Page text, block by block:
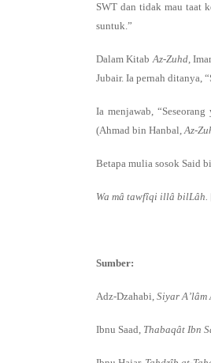
SWT dan tidak mau taat
suntuk.”
Dalam KitabAz-Zuhd,
Jubair. Ia pernah ditanya,
Ia menjawab,
(Ahmad bin Hanbal,Az-
Betapa mulia sosok Said
Wa mâ tawfîqi illâ bilLâh.
Sumber:
Adz-Dzahabi, Siyar A’lâm
Ibnu Saad, Thabaqât Ibn